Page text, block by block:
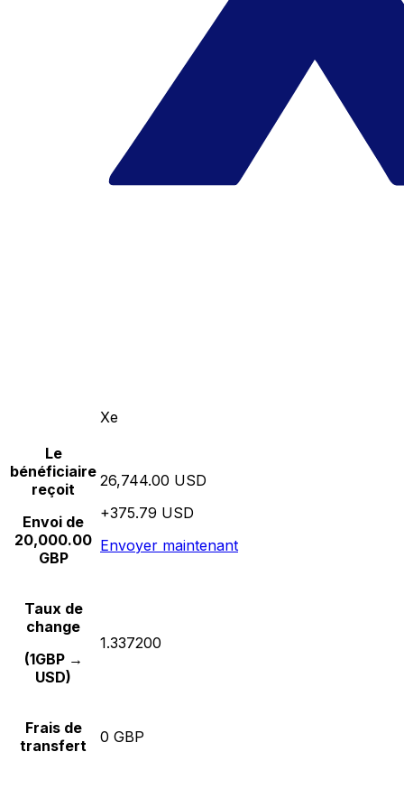
Xe
Le
bénéficiaire
reçoit
Envoi de
20,000.00
GBP
26,744.00 USD
+375.79 USD
Envoyer maintenant
Taux de
change
(1GBP →
USD)
1.337200
Frais de
transfert
0 GBP